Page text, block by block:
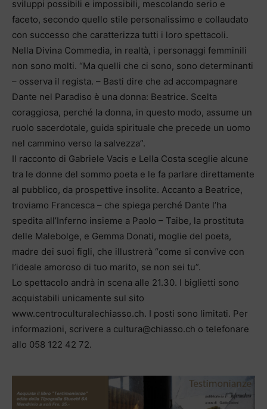
sviluppi possibili e impossibili, mescolando serio e
faceto, secondo quello stile personalissimo e collaudato
con successo che caratterizza tutti i loro spettacoli.
Nella Divina Commedia, in realtà, i personaggi femminili
non sono molti. “Ma quelli che ci sono, sono determinanti
– osserva il regista. – Basti dire che ad accompagnare
Dante nel Paradiso è una donna: Beatrice. Scelta
coraggiosa, perché la donna, in questo modo, assume un
ruolo sacerdotale, guida spirituale che precede un uomo
nel cammino verso la salvezza”.
Il racconto di Gabriele Vacis e Lella Costa sceglie alcune
tra le donne del sommo poeta e le fa parlare direttamente
al pubblico, da prospettive insolite. Accanto a Beatrice,
troviamo Francesca – che spiega perché Dante l’ha
spedita all’Inferno insieme a Paolo – Taibe, la prostituta
delle Malebolge, e Gemma Donati, moglie del poeta,
madre dei suoi figli, che illustrerà “come si convive con
l’ideale amoroso di tuo marito, se non sei tu”.
Lo spettacolo andrà in scena alle 21.30. I biglietti sono
acquistabili unicamente sul sito
www.centroculturalechiasso.ch. I posti sono limitati. Per
informazioni, scrivere a cultura@chiasso.ch o telefonare
allo 058 122 42 72.